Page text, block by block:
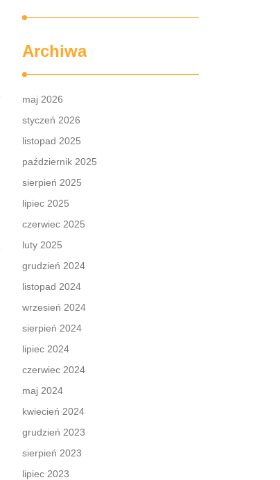
Archiwa
maj 2026
styczeń 2026
listopad 2025
październik 2025
sierpień 2025
lipiec 2025
czerwiec 2025
luty 2025
grudzień 2024
listopad 2024
wrzesień 2024
sierpień 2024
lipiec 2024
czerwiec 2024
maj 2024
kwiecień 2024
grudzień 2023
sierpień 2023
lipiec 2023